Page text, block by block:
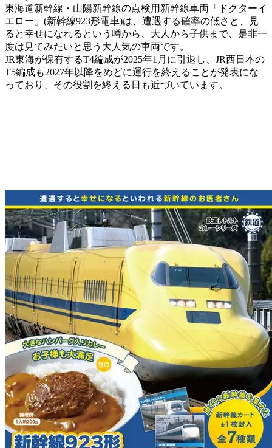
東海道新幹線・山陽新幹線の点検用新幹線車両「ドクターイ
エロー」(新幹線923形電車)は、遭遇する確率の低さと、見
ると幸せになれるという噂から、大人から子供まで、是非一
度は見てみたいと思う大人気の車両です。
JR東海が保有するT4編成が2025年1月に引退し、JR西日本の
T5編成も2027年以降をめどに運行を終えることが発表にな
っており、その役割を終える日も近づいています。